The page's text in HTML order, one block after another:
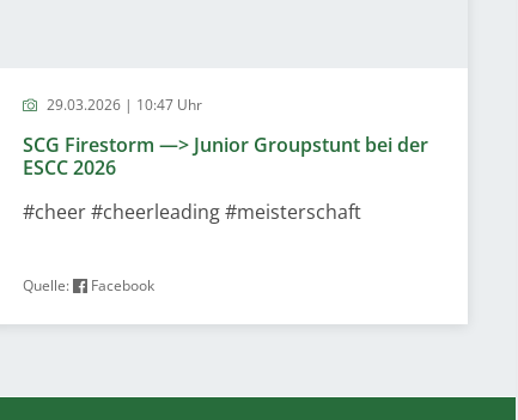
29.03.2026 | 10:47 Uhr
SCG Firestorm —> Junior Groupstunt bei der
ESCC 2026
#cheer #cheerleading #meisterschaft
Quelle: Facebook